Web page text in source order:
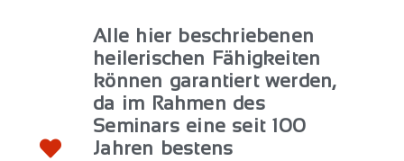
Alle hier beschriebenen
heilerischen Fähigkeiten
können garantiert werden,
da im Rahmen des
Seminars eine seit 100
Jahren bestens